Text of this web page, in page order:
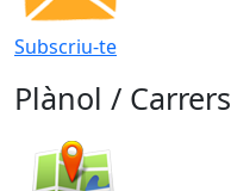
Subscriu-te
Plànol / Carrers